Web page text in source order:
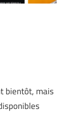
bientôt, mais